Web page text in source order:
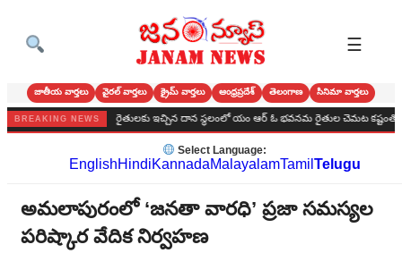
☰
జాతీయ వార్తలు వైరల్ వార్తలు క్రైమ్ వార్తలు ఆంధ్రప్రదేశ్ తెలంగాణ సినిమా వార్తలు
BREAKING NEWSరైతులకు ఇచ్చిన దాన స్థలంలో యం ఆర్ ఓ భవనమ రైతుల చెమట కష్టంతో తడిసిన
Select Language:
EnglishHindiKannadaMalayalamTamil Telugu
అమలాపురంలో ‘జనతా వారధి’ ప్రజా సమస్యల
పరిష్కార వేదిక నిర్వహణ